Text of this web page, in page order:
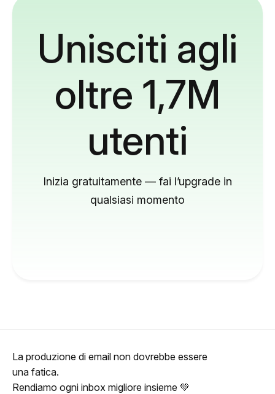
Unisciti agli
oltre 1,7M
utenti
Inizia gratuitamente — fai l’upgrade in
qualsiasi momento
La produzione di email non dovrebbe essere
una fatica.
Rendiamo ogni inbox migliore insieme 💚